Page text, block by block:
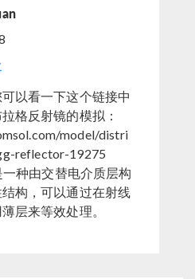
以看一下这个链接中
格反射镜的模拟：
model/distri
reflector-19275
种由交替电介质层构
构，可以通过在射线
层来等效处理。